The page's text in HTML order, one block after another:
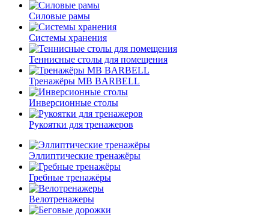
Силовые рамы
Системы хранения
Теннисные столы для помещения
Тренажёры MB BARBELL
Инверсионные столы
Рукоятки для тренажеров
Эллиптические тренажёры
Гребные тренажёры
Велотренажеры